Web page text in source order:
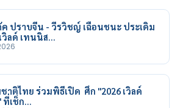
ปราบจีน - วีรวิชญ์ เฉือนชนะ ประเดิม
ลด์ เทนนิส…
าติไทย ร่วมพิธีเปิด ศึก "2026 เวิลด์
ที่เช็ก…